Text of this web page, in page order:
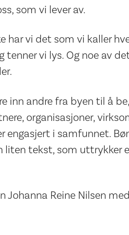
som vi lever av.
har vi det som vi kaller
vi lys. Og noe av
inn andre fra byen til å
organisasjoner,
engasjert i samfunnet.
liten tekst, som uttrykker
Johanna Reine Nilsen